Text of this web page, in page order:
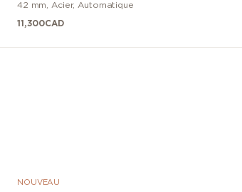
42 mm Acier, Automatique
11,300CAD
NOUVEAU